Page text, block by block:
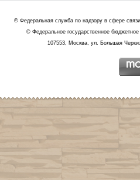
© Федеральная служба по надзору в сфере
© Федеральное государственное
107553, Москва, ул. Большая